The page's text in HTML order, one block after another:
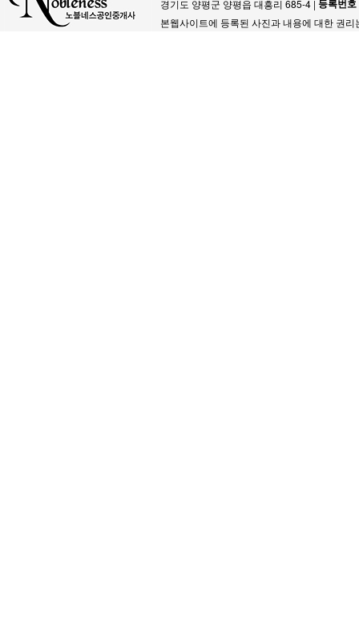
경기도 양평군 양평읍 대흥리 685-4 | 등록번호
본웹사이트에 등록된 사진과 내용에 대한 권